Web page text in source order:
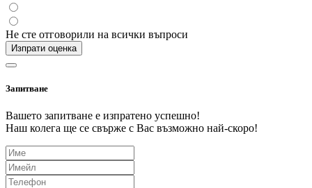
Не сте отговорили на всички въпроси
Изпрати оценка
Запитване
Вашето запитване е изпратено успешно!
Наш колега ще се свърже с Вас възможно най-скоро!